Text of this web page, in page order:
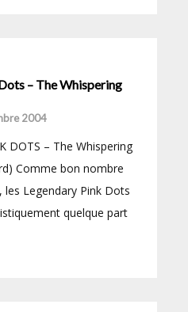
– The Whispering
2004
DOTS – The Whispering
Comme bon nombre
Legendary Pink Dots
quelque part